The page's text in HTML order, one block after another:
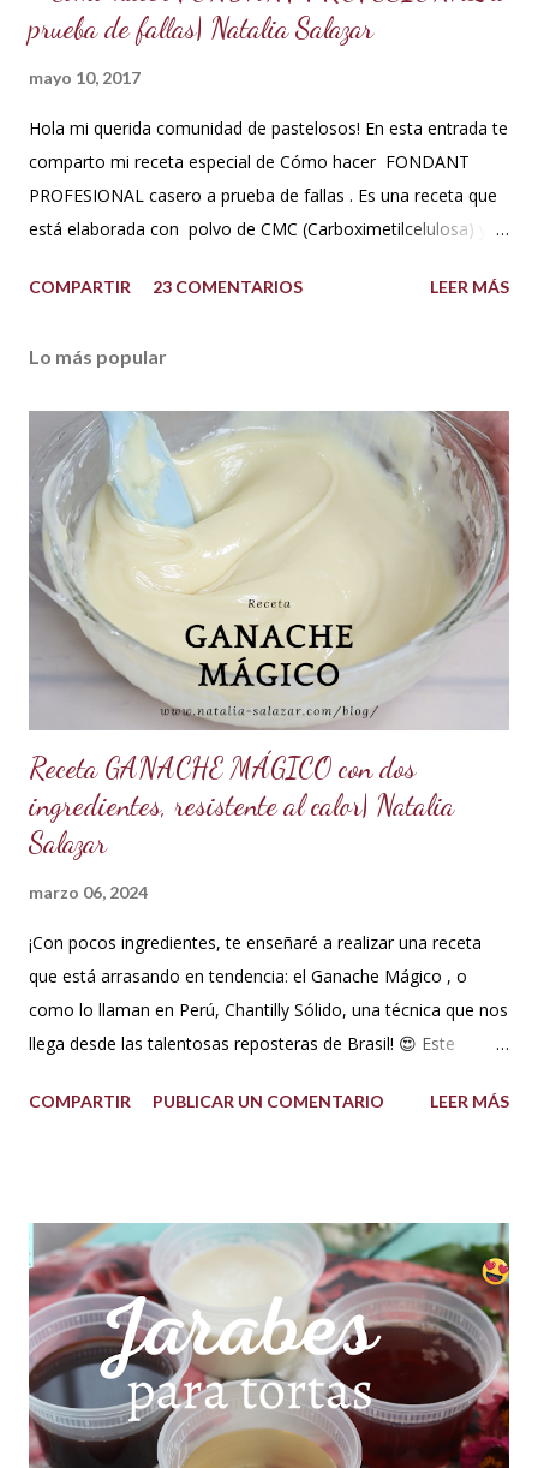
prueba de fallas| Natalia Salazar
mayo 10, 2017
Hola mi querida comunidad de pastelosos! En esta entrada te
comparto mi receta especial de Cómo hacer FONDANT
PROFESIONAL casero a prueba de fallas . Es una receta que
está elaborada con polvo de CMC (Carboximetilcelulosa) y
que le aportan a la masa elasticidad, firmeza y le ayudan a
*1 kilo o 2.2 libras de Azúcar impalpable micro pulverizada o
maíz o miel de Karo (1/2 taza). Y para climas cálidos usar
Glucosa, la misma cantidad. *7.5 ml de CMC o Tylose *2.5
ml de goma Xantana (Xanthan gum) *1 cucharada de 15 ml
de manteca blanca hidrogenada tipo Crisco o 10 gramos *75
ml de agua o 5 cucharadas de 15 ml *Esencia de almendras
o al gusto *5 ml de VINAGRE BLANCO (opcional, funciona
como preservante) *1 cucharadita de Glicerina ( usar solo si
el clima es ...
COMPARTIR 23 COMENTARIOS LEER MÁS
Lo más popular
Receta GANACHE MÁGICO con dos
ingredientes, resistente al calor| Natalia
Salazar
marzo 06, 2024
¡Con pocos ingredientes, te enseñaré a realizar una receta
que está arrasando en tendencia: el Ganache Mágico , o
como lo llaman en Perú, Chantilly Sólido, una técnica que nos
llega desde las talentosas reposteras de Brasil! 😍 Este
propiedad de solidificarse al enfriarse, evitando así que se
auténtica maravilla. Se lo puede preparar de diferentes
formas con el mismo resultado, obteniendo un Ganache, que
es una crema que tiene una parte de chocolate y otra parte
de crema de leche o nata, más información de lo que es un
ganache aquí en mi Blog. 😉 Ingredientes: (Proporción 3x1)
600 g de chocolate blanco (sucedáneo para resistir climas
cálidos) 200 g de crema para batir vegetal (crema para batir
COMPARTIR PUBLICAR UN COMENTARIO LEER MÁS